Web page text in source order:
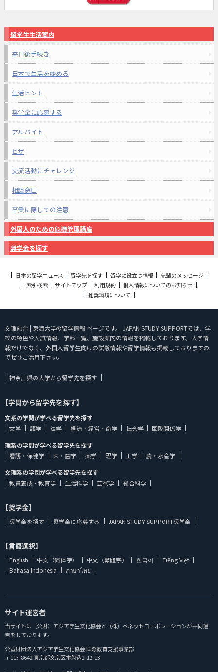
留学生生活案内
来日後手続き
日本で生活を始める
生活ヒント
奨学金に応募する
アルバイト
ビザ
交流活動にチャレンジ
相談窓口
卒業に際しての注意
外国人のための危機管理講座
奨学金を探す
日本の留学ニュース 留学先を探す 留学に役立つ情報
先輩のメッセージ
索引検索
サイトマップ 利用規約
個人情報についてのお知らせ
推奨環境について
文理融合 | 東海大学の留学情報 ページです。 JAPAN STUDY SUPPORTでは、学
校の特色や入試情報、学部一覧、施設案内の情報を掲載しております。大学情
報だけでなく、外国人留学生向けの試験情報や留学情報も掲載しておりますの
でぜひご活用下さい。
神奈川県の大学から留学先を探す
【学問から留学先を探す】
文系の学問が学べる留学先を探す
文学
語学 法学 経済・経営・商学 社会学
国際関係学
理系の学問が学べる留学先を探す
看護・保健学
医・歯学 薬学 理学 工学
農・水産学
文理系の学問が学べる留学先を探す
教員養成・教育学
生活科学 芸術学 総合科学
【奨学金】
奨学金を探す 奨学金に応募する JAPAN STUDY SUPPORT奨学金
【言語選択】
English 中文（简体字） 中文（繁體字） 한국어
Tiếng Việt
Bahasa Indonesia
ภาษาไทย
サイト運営者
当サイトは（公財）アジア学生文化協会と（株）ベネッセコーポレーションが共同運
営をしております。
公益財団法人アジア学生文化協会 国際教育支援事業部
〒113-8642 東京都文京区本駒込2-12-13